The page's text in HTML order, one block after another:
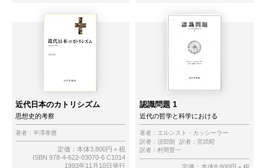
近代日本のカトリシズム
思想史的考察
著者： 半澤孝麿
定価：本体3,800円＋税
ISBN 978-4-622-03070-6 C1014
1993年11月10日発行
認識問題 1
近代の哲学と科学における
著者： エルンスト・カッシーラー
訳者： 須田朗 訳者： 宮武昭
訳者： 村岡晋一
定価：本体8,800円＋税